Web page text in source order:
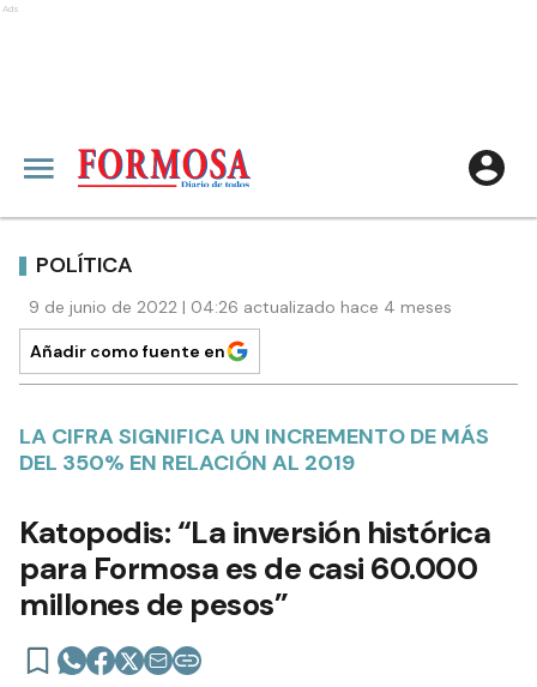
Ads
POLÍTICA
9 de junio de 2022 | 04:26 actualizado hace 4 meses
Añadir como fuente en
LA CIFRA SIGNIFICA UN INCREMENTO DE MÁS
DEL 350% EN RELACIÓN AL 2019
Katopodis: “La inversión histórica
para Formosa es de casi 60.000
millones de pesos”